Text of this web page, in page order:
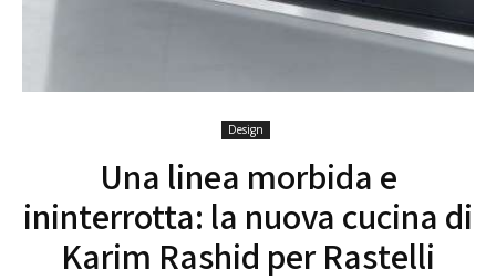
Design
Una linea morbida e
ininterrotta: la nuova cucina di
Karim Rashid per Rastelli